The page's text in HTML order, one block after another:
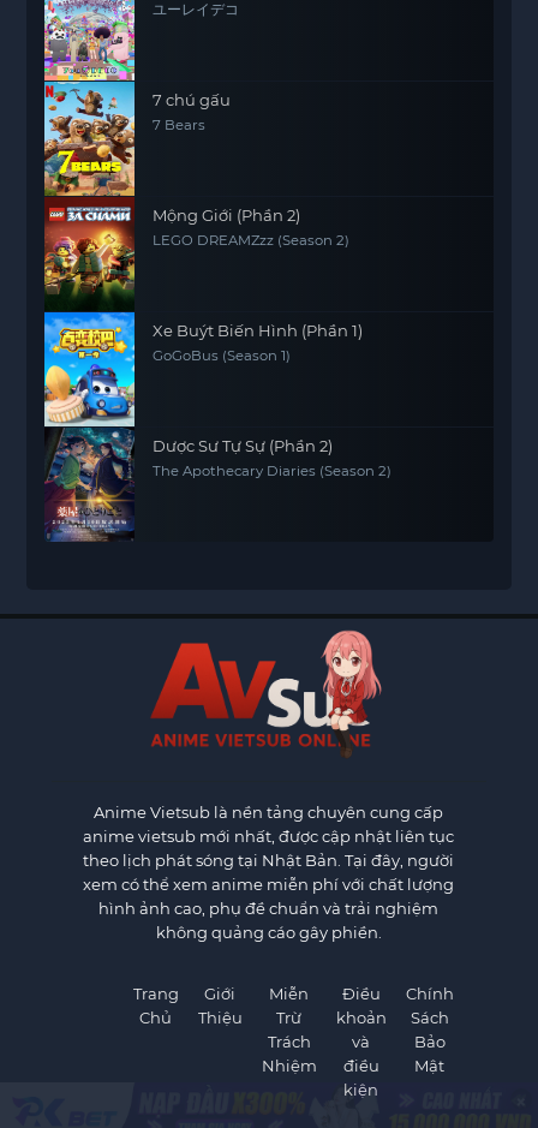
ユーレイデコ
7 chú gấu
7 Bears
Mộng Giới (Phần 2)
LEGO DREAMZzz (Season 2)
Xe Buýt Biến Hình (Phần 1)
GoGoBus (Season 1)
Dược Sư Tự Sự (Phần 2)
The Apothecary Diaries (Season 2)
Anime Vietsub là nền tảng chuyên cung cấp
anime vietsub mới nhất, được cập nhật liên tục
theo lịch phát sóng tại Nhật Bản. Tại đây, người
xem có thể xem anime miễn phí với chất lượng
hình ảnh cao, phụ đề chuẩn và trải nghiệm
không quảng cáo gây phiền.
Trang
Chủ
Giới
Thiệu
Miễn
Trừ
Trách
Nhiệm
Điều
khoản
và
điều
kiện
Chính
Sách
Bảo
Mật